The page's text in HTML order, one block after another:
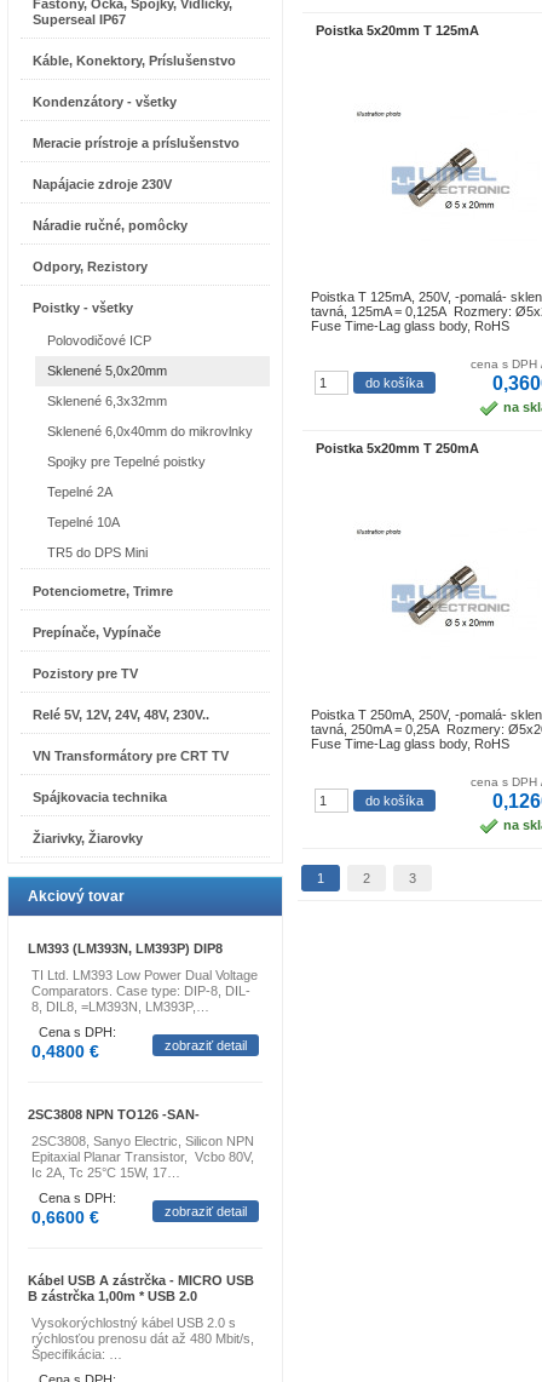
Fastony, Očká, Spojky, Vidličky,
Superseal IP67
Káble, Konektory, Príslušenstvo
Kondenzátory - všetky
Meracie prístroje a príslušenstvo
Napájacie zdroje 230V
Náradie ručné, pomôcky
Odpory, Rezistory
Poistky - všetky
Polovodičové ICP
Sklenené 5,0x20mm
Sklenené 6,3x32mm
Sklenené 6,0x40mm do mikrovlnky
Spojky pre Tepelné poistky
Tepelné 2A
Tepelné 10A
TR5 do DPS Mini
Potenciometre, Trimre
Prepínače, Vypínače
Pozistory pre TV
Relé 5V, 12V, 24V, 48V, 230V..
VN Transformátory pre CRT TV
Spájkovacia technika
Žiarivky, Žiarovky
Akciový tovar
LM393 (LM393N, LM393P) DIP8
TI Ltd. LM393 Low Power Dual Voltage
Comparators. Case type: DIP-8, DIL-
8, DIL8, =LM393N, LM393P,…
Cena s DPH:
0,4800 € zobraziť detail
2SC3808 NPN TO126 -SAN-
2SC3808, Sanyo Electric, Silicon NPN
Epitaxial Planar Transistor, Vcbo 80V,
Ic 2A, Tc 25°C 15W, 17…
Cena s DPH:
0,6600 € zobraziť detail
Kábel USB A zástrčka - MICRO USB
B zástrčka 1,00m * USB 2.0
Vysokorýchlostný kábel USB 2.0 s
rýchlosťou prenosu dát až 480 Mbit/s,
Špecifikácia: …
Poistka 5x20mm T 125mA
Poistka T 125mA, 250V, -pomalá-
tavná, 125mA = 0,125A Rozmery:
Fuse Time-Lag glass body, RoHS
cena s DPH
na
Poistka 5x20mm T 250mA
Poistka T 250mA, 250V, -pomalá-
tavná, 250mA = 0,25A Rozmery:
Fuse Time-Lag glass body, RoHS
cena s DPH
na
1 2 3